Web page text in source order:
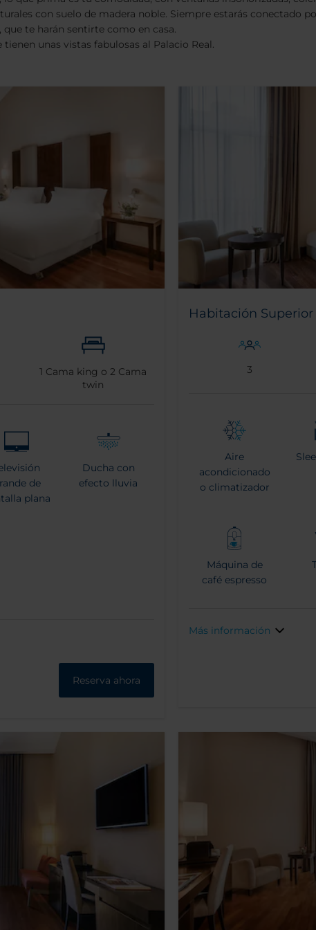
con suelo de madera noble. Siempre estarás conectado
te harán sentirte como en casa.
unas vistas fabulosas al Palacio Real.
1 Cama king o2 Cama
twin
de
plana
Ducha con
efecto lluvia
Reserva ahora
Habitación Superior
3
Aire
acondicionado
o climatizador
Máquina de
café espresso
Más información
Buscar